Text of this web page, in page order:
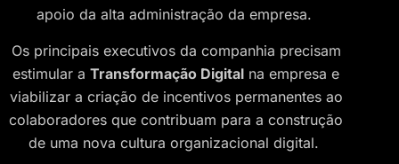
apoio da alta administração da empresa.
Os principais executivos da companhia precisam
estimular a Transformação Digital na empresa e
viabilizar a criação de incentivos permanentes ao
colaboradores que contribuam para a construção
de uma nova cultura organizacional digital.